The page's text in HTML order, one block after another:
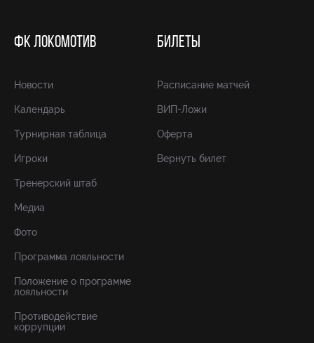
ФК ЛОКОМОТИВ
Новости
Календарь
Турнирная таблица
Игроки
Тренерский штаб
Медиа
Фото
Программа лояльности
Положение о программе
лояльности
Противодействие
коррупции
БИЛЕТЫ
Расписание матчей
ВИП-Ложи
Оферта
Вернуть билет